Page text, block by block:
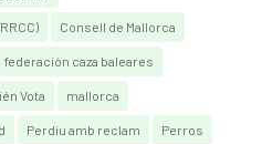
Consell de Mallorca
federación caza baleares
Vota mallorca
Perdiu amb reclam Perros